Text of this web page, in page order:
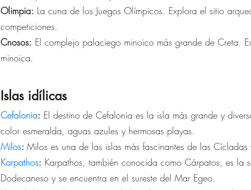
Olimpia: La cuna de los Juegos Olímpicos. Explora el sitio
competiciones.
Cnosos: El complejo palaciego minoico más grande de Creta.
minoica.
Islas idílicas
Cefalonia: El destino de Cefalonia es la isla más grande y
color esmeralda, aguas azules y hermosas playas.
Milos: Milos es una de las islas más fascinantes de las
Karpathos: Karpathos, también conocida como Cárpatos, es la
Dodecaneso y se encuentra en el sureste del Mar Egeo.